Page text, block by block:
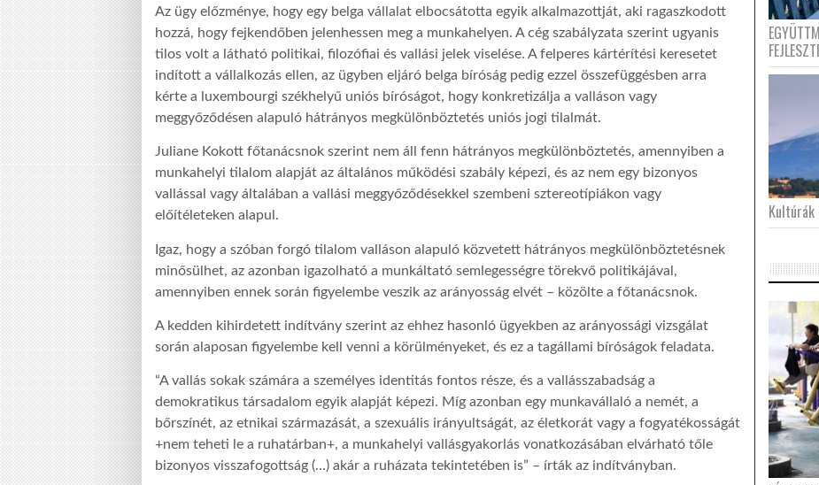
Az ügy előzménye, hogy egy belga vállalat elbocsátotta egyik alkalmazottját, aki ragaszkodott
hozzá, hogy fejkendőben jelenhessen meg a munkahelyen. A cég szabályzata szerint ugyanis
tilos volt a látható politikai, filozófiai és vallási jelek viselése. A felperes kártérítési keresetet
indított a vállalkozás ellen, az ügyben eljáró belga bíróság pedig ezzel összefüggésben arra
kérte a luxembourgi székhelyű uniós bíróságot, hogy konkretizálja a valláson vagy
meggyőződésen alapuló hátrányos megkülönböztetés uniós jogi tilalmát.
Juliane Kokott főtanácsnok szerint nem áll fenn hátrányos megkülönböztetés, amennyiben a
munkahelyi tilalom alapját az általános működési szabály képezi, és az nem egy bizonyos
vallással vagy általában a vallási meggyőződésekkel szembeni sztereotípiákon vagy
előítéleteken alapul.
Igaz, hogy a szóban forgó tilalom valláson alapuló közvetett hátrányos megkülönböztetésnek
minősülhet, az azonban igazolható a munkáltató semlegességre törekvő politikájával,
amennyiben ennek során figyelembe veszik az arányosság elvét – közölte a főtanácsnok.
A kedden kihirdetett indítvány szerint az ehhez hasonló ügyekben az arányossági vizsgálat
során alaposan figyelembe kell venni a körülményeket, és ez a tagállami bíróságok feladata.
“A vallás sokak számára a személyes identitás fontos része, és a vallásszabadság a
demokratikus társadalom egyik alapját képezi. Míg azonban egy munkavállaló a nemét, a
bőrszínét, az etnikai származását, a szexuális irányultságát, az életkorát vagy a fogyatékosságát
+nem teheti le a ruhatárban+, a munkahelyi vallásgyakorlás vonatkozásában elvárható tőle
bizonyos visszafogottság (…) akár a ruházata tekintetében is” – írták az indítványban.
Kultúrák